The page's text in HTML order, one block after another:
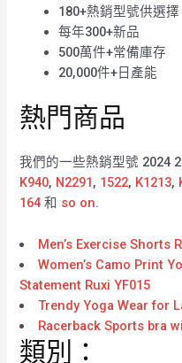
180+熱銷型號供選擇
每年300+新品
500萬件+常備庫存
20,000件+日產能
熱門商品
我們的一些熱銷型號 2024
K940, N2291 , 1522, K1213,
164 和 so on.
Men’s Exercise Shorts
Women’s Camo Print
Statement Ruxi YF015
Trendy Yoga Wear for
Racerback Sports bra
類別：